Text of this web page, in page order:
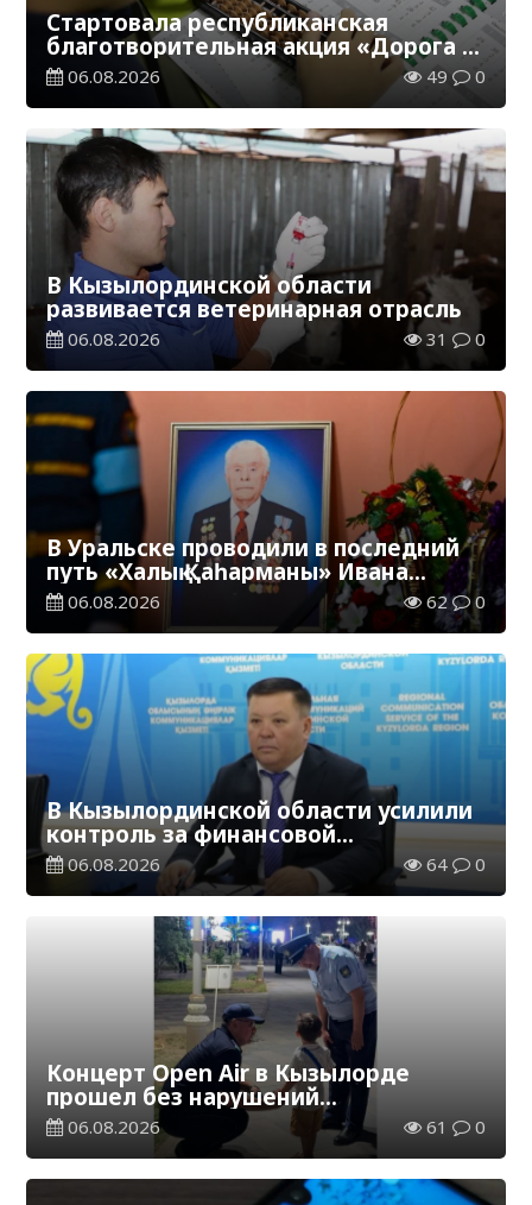
Стартовала республиканская
благотворительная акция «Дорога в
школу»
06.08.2026 49 0
В Кызылординской области
развивается ветеринарная отрасль
06.08.2026 31 0
В Уральске проводили в последний
путь «Халық Қаһарманы» Ивана
Степановича Гапича
06.08.2026 62 0
В Кызылординской области усилили
контроль за финансовой
дисциплиной
06.08.2026 64 0
Концерт Open Air в Кызылорде
прошел без нарушений
общественного порядка
06.08.2026 61 0